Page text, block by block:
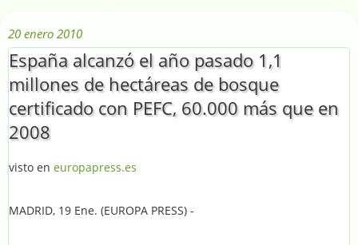
20 enero 2010
España alcanzó el año pasado 1,1
millones de hectáreas de bosque
certificado con PEFC, 60.000 más que en
2008
visto en europapress.es
MADRID, 19 Ene. (EUROPA PRESS) -